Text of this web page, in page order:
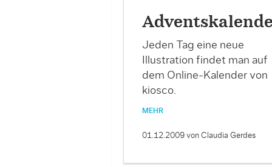
Jeden Tag eine neue
Illustration findet man auf
dem Online-Kalender von
kiosco.
MEHR
01.12.2009 von Claudia Gerdes